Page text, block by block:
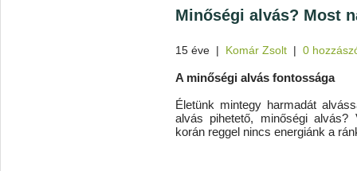
Minőségi alvás? Most
15 éve | Komár Zsolt | 0
A minőségi alvás fontossága
Életünk mintegy harmadát
alvás pihetető, minőségi
korán reggel nincs energiánk a